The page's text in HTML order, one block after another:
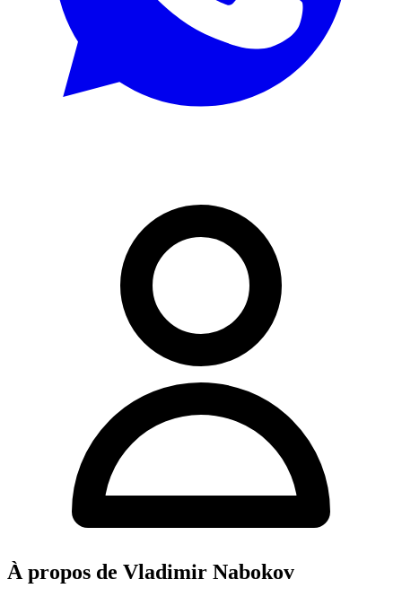
À propos de Vladimir Nabokov